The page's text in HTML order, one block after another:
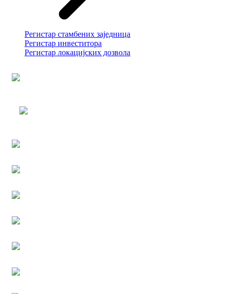
Регистар стамбених заједница
Регистар инвеститора
Регистар локацијских дозвола